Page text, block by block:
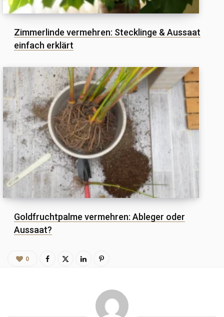
Zimmerlinde vermehren: Stecklinge & Aussaat
einfach erklärt
Goldfruchtpalme vermehren: Ableger oder
Aussaat?
0